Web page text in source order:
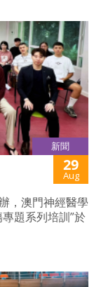
新聞
29
Aug
，澳門神經醫學
題系列培訓”於